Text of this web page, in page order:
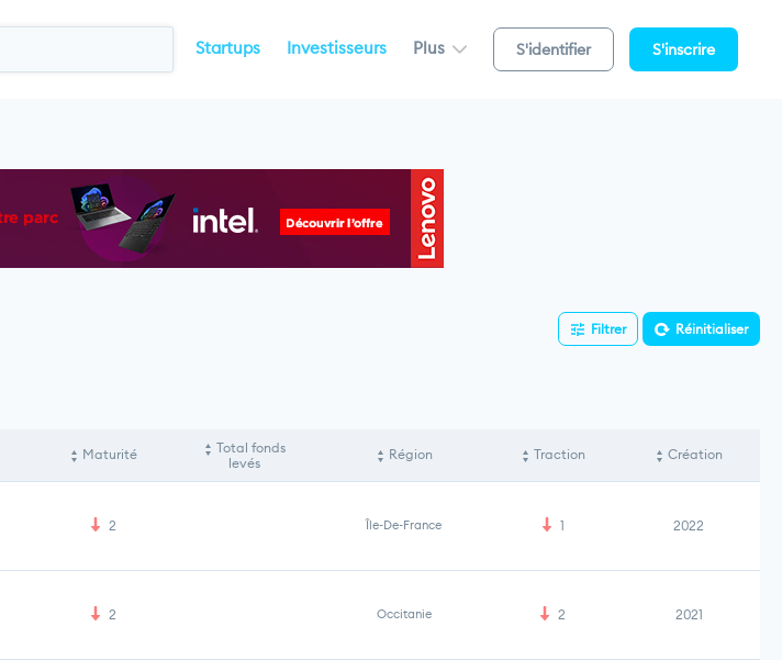
Startups Investisseurs Plus S'identifier S'inscrire
Filtrer Réinitialiser
Maturité
Total fonds
levés
Région Traction Création
2 Île-De-France 1 2022
2 Occitanie 2 2021